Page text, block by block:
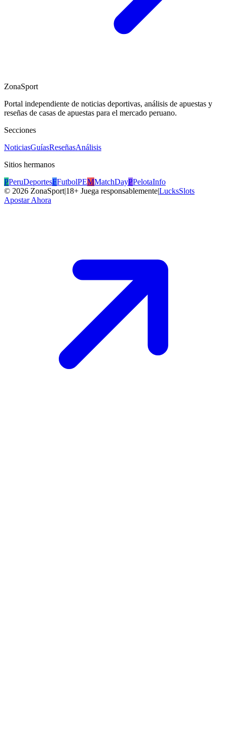
ZonaSport
Portal independiente de noticias deportivas, análisis de apuestas y
reseñas de casas de apuestas para el mercado peruano.
Secciones
NoticiasGuíasReseñasAnálisis
Sitios hermanos
PPeruDeportesFFutbolPEMMatchDayPPelotaInfo
© 2026 ZonaSport|18+ Juega responsablemente|LucksSlots
Apostar Ahora